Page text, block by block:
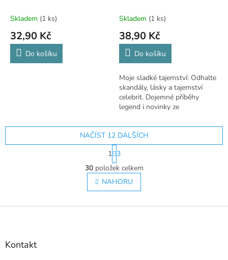
Skladem (1 ks)
32,90 Kč
Do košíku
Skladem (1 ks)
38,90 Kč
Do košíku
Moje sladké tajemství: Odhalte
skandály, lásky a tajemství
celebrit. Dojemné příběhy
legend i novinky ze
O
v
l
á
NAČÍST 12 DALŠÍCH
S
t
r
á
n
k
v
1 3
30položek celkem
NAHORU
Z
Kontakt